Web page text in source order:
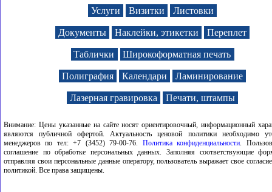
Печать флаеров
Таблички и вывески
Наклейки, этикетки, стикеры
Плакаты
Баннеры
Пломбировочные наклейки
Таблички на дом
Полиграфия цветная
Услуги Визитки Листовки
Документы Наклейки, этикетки Переплет
Таблички Широкоформатная печать
Полиграфия Календари Ламинирование
Лазерная гравировка Печати, штампы
Внимание: Цены указанные на сайте носят ориентировочный, информационный
являются публичной офертой. Актуальность ценовой политики необходимо
менеджеров по тел: +7 (3452) 79-00-76. Политика конфиденциальности.
соглашение по обработке персональных данных. Заполняя соответствующие
отправляя свои персональные данные оператору, пользователь выражает свое
политикой. Все права защищены.